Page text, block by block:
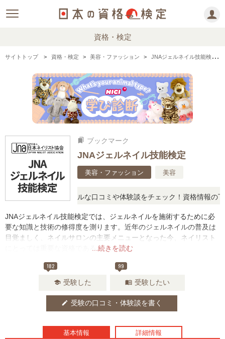
資格・検定
サイトトップ 資格・検定 美容・ファッション JNAジェルネイル技能検定の情報まとめ
bookmarks ブックマーク
JNAジェルネイル技能検定
美容・ファッション 美容
に思ったら、リアルな口コミや体験談をチェック！資格情報の下か
...続きを読む
JNAジェルネイル技能検定では、ジェルネイルを施術するために必
要な知識と技術の修得度を測ります。近年のジェルネイルの普及は
目覚ましく、ネイルサロンの主要メニューとなった今、ネイリスト
にとっては重要な資格であるといえます。
182
school 受験した
99
menu_book 受験したい
edit 受験の口コミ・体験談を書く
基本情報 詳細情報